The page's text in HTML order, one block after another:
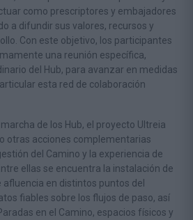
como prescriptores y embajadores
a difundir sus valores, recursos y
Con este objetivo, los participantes
una reunión específica,
del Hub, para avanzar en medidas
esta red de colaboración
de los Hub, el proyecto Ultreia
otras acciones complementarias
del Camino y la experiencia de
ellas se encuentra la instalación de
en distintos puntos del
fiables sobre los flujos de paso, así
en el Camino, espacios físicos y